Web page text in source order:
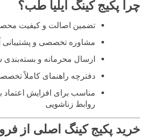
چرا پکیج کینگ ایلیا طب؟
تضمین اصالت و کیفیت
مشاوره تخصصی و پشتیبانی
ارسال محرمانه و
دفترچه راهنمای کاملاً
مناسب برای افزایش
روابط زناشویی
خرید پکیج کینگ اصلی از